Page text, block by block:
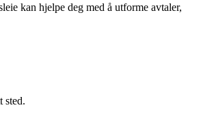
kan hjelpe deg med å utforme avtaler,
sted.